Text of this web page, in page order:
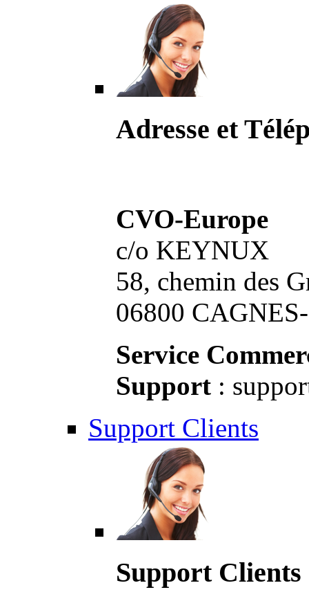
Adresse et
CVO-Europe
c/o KEYNUX
58, chemin des
06800
Service
Support :
Support Clients
Support Clients